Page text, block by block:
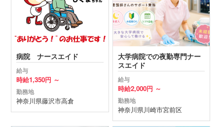
病院 ナースエイド
給与
時給1,350円 ～
勤務地
神奈川県藤沢市高倉
大学病院での夜勤専門ナー
スエイド
給与
時給2,000円 ～
勤務地
神奈川県川崎市宮前区